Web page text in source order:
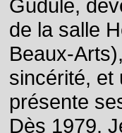
Gudule,
de la salle
Beaux-
sincérité, et
présente
Dès 1979,